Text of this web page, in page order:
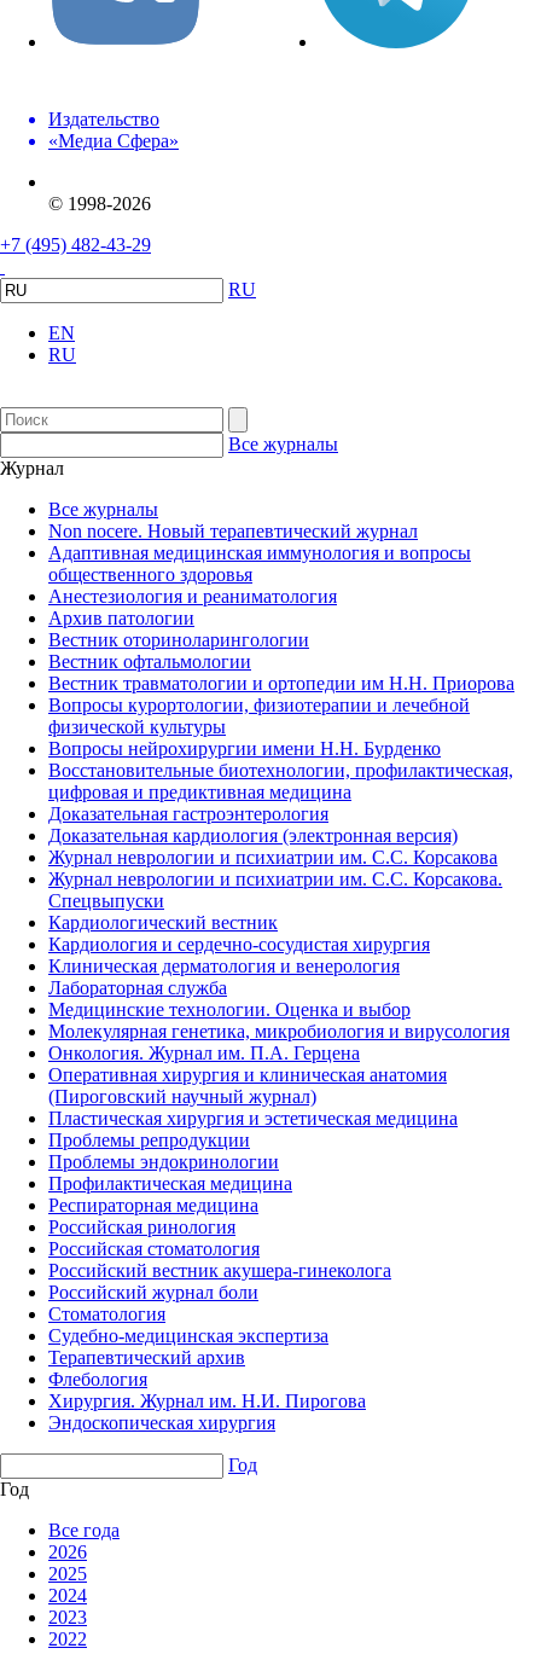
Издательство
«Медиа Сфера»
© 1998-2026
+7 (495) 482-43-29
RU
EN
RU
Все журналы
Журнал
Все журналы
Non nocere. Новый терапевтический журнал
Адаптивная медицинская иммунология и вопросы
общественного здоровья
Анестезиология и реаниматология
Архив патологии
Вестник оториноларингологии
Вестник офтальмологии
Вестник травматологии и ортопедии им Н.Н. Приорова
Вопросы курортологии, физиотерапии и лечебной
физической культуры
Вопросы нейрохирургии имени Н.Н. Бурденко
Восстановительные биотехнологии, профилактическая,
цифровая и предиктивная медицина
Доказательная гастроэнтерология
Доказательная кардиология (электронная версия)
Журнал неврологии и психиатрии им. С.С. Корсакова
Журнал неврологии и психиатрии им. С.С. Корсакова.
Спецвыпуски
Кардиологический вестник
Кардиология и сердечно-сосудистая хирургия
Клиническая дерматология и венерология
Лабораторная служба
Медицинские технологии. Оценка и выбор
Молекулярная генетика, микробиология и вирусология
Онкология. Журнал им. П.А. Герцена
Оперативная хирургия и клиническая анатомия
(Пироговский научный журнал)
Пластическая хирургия и эстетическая медицина
Проблемы репродукции
Проблемы эндокринологии
Профилактическая медицина
Респираторная медицина
Российская ринология
Российская стоматология
Российский вестник акушера-гинеколога
Российский журнал боли
Стоматология
Судебно-медицинская экспертиза
Терапевтический архив
Флебология
Хирургия. Журнал им. Н.И. Пирогова
Эндоскопическая хирургия
Год
Год
Все года
2026
2025
2024
2023
2022